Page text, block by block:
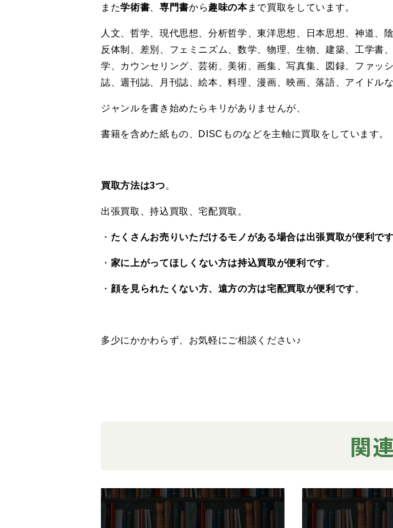
また学術書 専門書から趣味の本まで買取をしています。
人文、哲学、現代思想、分析哲学、東洋思想、日本思想、神道、
反体制、差別、フェミニズム、数学、物理、生物、建築、工学書
学、カウンセリング、芸術、美術、画集、写真集、図録、ファッ
誌、週刊誌、月刊誌、絵本、料理、漫画、映画、落語、アイドルな
ジャンルを書き始めたらキリがありませんが、
書籍を含めた紙もの、DISCものなどを主軸に買取をしています。
買取方法は3つ。
出張買取、持込買取、宅配買取。
・ たくさんお売りいただけるモノがある場合は出張買取が便利です
・ 家に上がってほしくない方は持込買取が便利です。
・ 顔を見られたくない方、遠方の方は宅配買取が便利です。
多少にかかわらず、お気軽にご相談ください♪
関